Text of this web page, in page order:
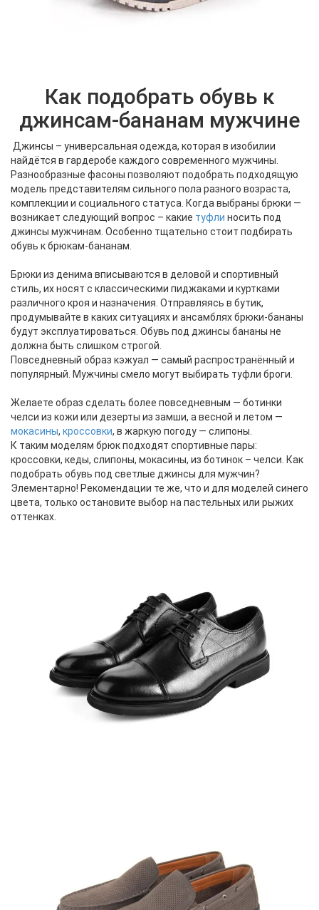
Как подобрать обувь к
джинсам-бананам мужчине
Джинсы – универсальная одежда, которая в изобилии
найдётся в гардеробе каждого современного мужчины.
Разнообразные фасоны позволяют подобрать подходящую
модель представителям сильного пола разного возраста,
комплекции и социального статуса. Когда выбраны брюки —
возникает следующий вопрос – какие туфли носить под
джинсы мужчинам. Особенно тщательно стоит подбирать
обувь к брюкам-бананам.
Брюки из денима вписываются в деловой и спортивный
стиль, их носят с классическими пиджаками и куртками
различного кроя и назначения. Отправляясь в бутик,
продумывайте в каких ситуациях и ансамблях брюки-бананы
будут эксплуатироваться. Обувь под джинсы бананы не
должна быть слишком строгой.
Повседневный образ кэжуал — самый распространённый и
популярный. Мужчины смело могут выбирать туфли броги.
Желаете образ сделать более повседневным — ботинки
челси из кожи или дезерты из замши, а весной и летом —
мокасины, кроссовки, в жаркую погоду — слипоны.
К таким моделям брюк подходят спортивные пары:
кроссовки, кеды, слипоны, мокасины, из ботинок – челси. Как
подобрать обувь под светлые джинсы для мужчин?
Элементарно! Рекомендации те же, что и для моделей синего
цвета, только остановите выбор на пастельных или рыжих
оттенках.